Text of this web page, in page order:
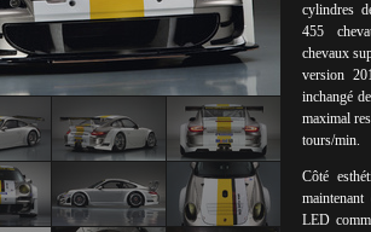
cylindres
455
chevaux
version
inchangé
maximal
tours/min.
Côté
LED